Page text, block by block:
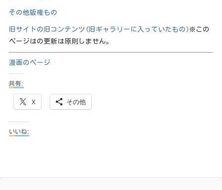
その他版権もの
旧サイトの旧コンテンツ(旧ギャラリーに入っていたもの) ※この
ページはの更新は原則しません。
漫画のページ
共有:
X その他
いいね: